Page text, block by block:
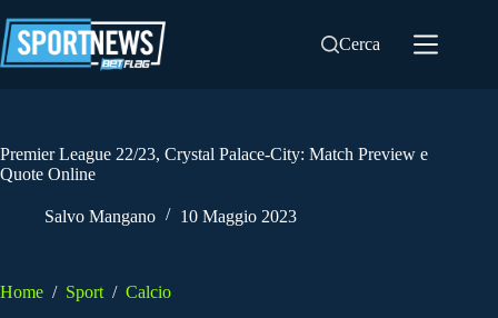
al
contenuto
Cerca
Premier League 22/23, Crystal Palace-City: Match Preview e
Quote Online
Salvo Mangano 10 Maggio 2023
Home / Sport / Calcio